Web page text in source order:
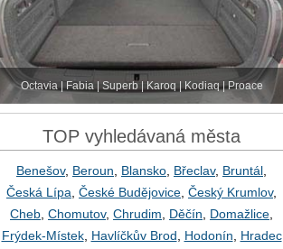
Octavia | Fabia | Superb | Karoq | Kodiaq | Proace
TOP vyhledávaná města
Benešov, Beroun Blansko Břeclav, Bruntál
Česká Lípa České Budějovice Český Krumlov,
Cheb Chomutov, Chrudim Děčín Domažlice
Frýdek-Místek, Havlíčkův Brod Hodonín
Hradec